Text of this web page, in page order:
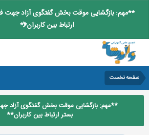
**مهم: بازگشایی موقت بخش گفتگوی آزاد جهت
ارتباط بین کاربران**
صفحه نخست
**مهم: بازگشایی موقت بخش گفتگوی آزاد
بستر ارتباط بین کاربران**